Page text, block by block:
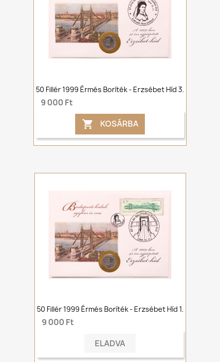
50 Fillér 1999 Érmés Boríték - Erzsébet Híd 3.
9 000 Ft
 KOSÁRBA
50 Fillér 1999 Érmés Boríték - Erzsébet Híd 1.
9 000 Ft
ELADVA